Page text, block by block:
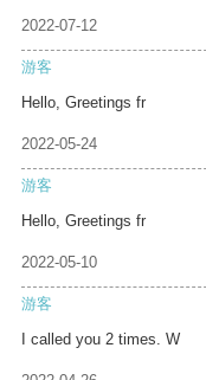
2022-07-12
游客
Hello, Greetings fr
2022-05-24
游客
Hello, Greetings fr
2022-05-10
游客
I called you 2 times. W